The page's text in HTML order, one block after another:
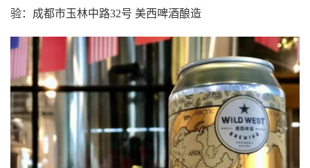
验：成都市玉林中路32号 美西啤酒酿造